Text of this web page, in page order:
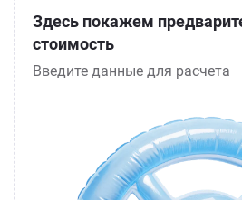
Здесь покажем
стоимость
Введите данные для расчета